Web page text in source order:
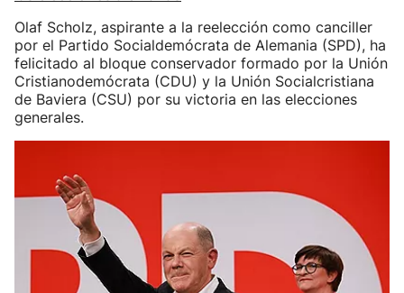
Olaf Scholz, aspirante a la reelección como canciller
por el Partido Socialdemócrata de Alemania (SPD), ha
felicitado al bloque conservador formado por la Unión
Cristianodemócrata (CDU) y la Unión Socialcristiana
de Baviera (CSU) por su victoria en las elecciones
generales.